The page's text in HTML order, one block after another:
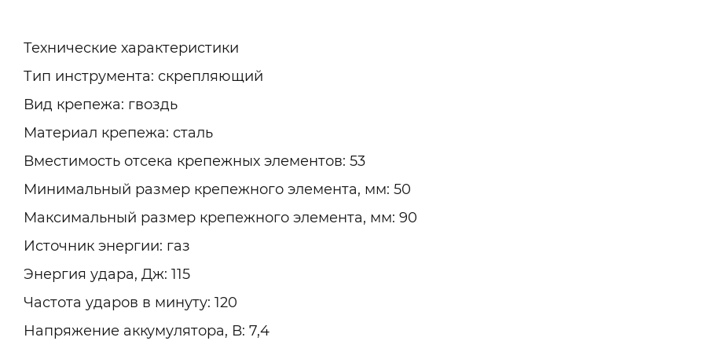
Технические характеристики
Тип инструмента: скрепляющий
Вид крепежа: гвоздь
Материал крепежа: сталь
Вместимость отсека крепежных элементов: 53
Минимальный размер крепежного элемента, мм: 50
Максимальный размер крепежного элемента, мм: 90
Источник энергии: газ
Энергия удара, Дж: 115
Частота ударов в минуту: 120
Напряжение аккумулятора, В: 7,4